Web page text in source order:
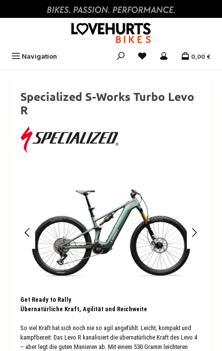
Zum Hauptinhalt springen
Navigation 0,00 €
Specialized S-Works Turbo Levo
R
Get Ready to Rally
Übernatürliche Kraft, Agilität und Reichweite
So viel Kraft hat sich noch nie so agil angefühlt. Leicht, kompakt und
kampfbereit: Das Levo R kanalisiert die übernatürliche Kraft des Levo 4
– aber legt die guten Manieren ab. Mit einem 530 Gramm leichteren